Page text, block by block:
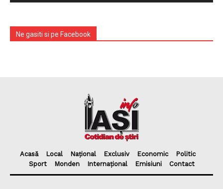
Ne gasiti si pe Facebook
Acasă Local Național Exclusiv Economic
Politic
Sport
Monden Internațional Emisiuni Contact